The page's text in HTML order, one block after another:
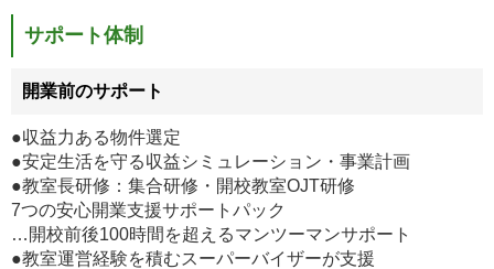
サポート体制
開業前のサポート
●収益力ある物件選定
●安定生活を守る収益シミュレーション・事業計画
●教室長研修：集合研修・開校教室OJT研修
7つの安心開業支援サポートパック
…開校前後100時間を超えるマンツーマンサポート
●教室運営経験を積むスーパーバイザーが支援